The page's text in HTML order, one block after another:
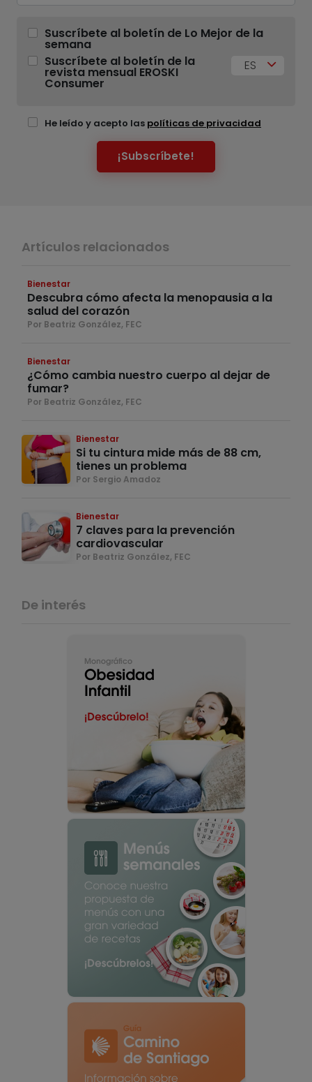
Suscríbete al boletín de Lo Mejor de la
semana
Suscríbete al boletín de la
revista mensual EROSKI
Consumer
ES
He leído y acepto las políticas de privacidad
¡Subscríbete!
Artículos relacionados
Bienestar
Descubra cómo afecta la menopausia a la
salud del corazón
Por Beatriz González, FEC
Bienestar
¿Cómo cambia nuestro cuerpo al dejar de
fumar?
Por Beatriz González, FEC
Bienestar
Si tu cintura mide más de 88 cm,
tienes un problema
Por Sergio Amadoz
Bienestar
7 claves para la prevención
cardiovascular
Por Beatriz González, FEC
De interés